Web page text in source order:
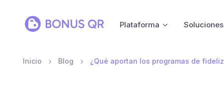
Plataforma Soluciones
Inicio Blog ¿Qué aportan los programas de